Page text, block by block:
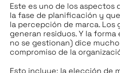
Este es uno de los aspectos
la fase de planificación y
la percepción de marca. Los
generan residuos. Y la
no se gestionan) dice
compromiso de la
Esto incluye: la elección de